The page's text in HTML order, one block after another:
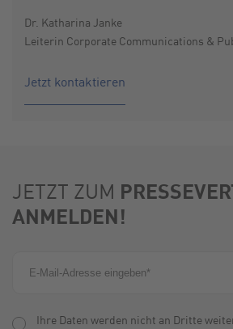
Dr. Katharina Janke
Leiterin Corporate Communications &
Jetzt kontaktieren
JETZT ZUM
ANMELDEN!
Ihre Daten werden nicht an Dritte